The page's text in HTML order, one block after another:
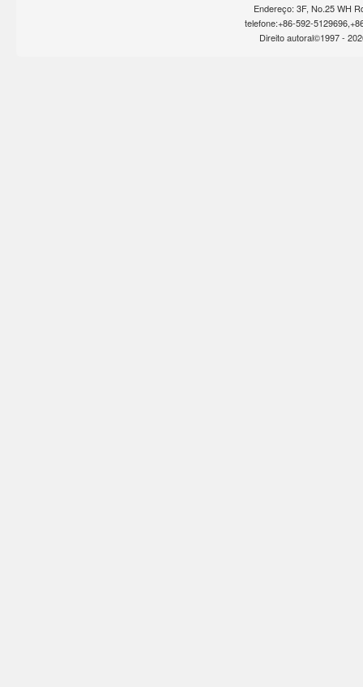
Endereço: 3F, No.25 WH
telefone:+86-592-
Direito autoral©1997 -